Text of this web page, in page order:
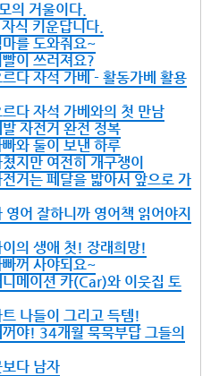
거울이다.
식 키운답니다.
를 도와줘요~
이 쓰러져요?
다 자석 가베 - 활동가베 활용
다 자석 가베와의 첫 만남
자전거 완전 정복
와 둘이 보낸 하루
만 여전히 개구쟁이
는 페달을 밟아서 앞으로 가
어 잘하니까 영어책 읽어야지
의 생애 첫! 장래희망!
꺼 사야되요~
메이션 카(Car)와 이웃집 토
나들이 그리고 득템!
야! 34개월 묵묵부답 그들의
다 남자